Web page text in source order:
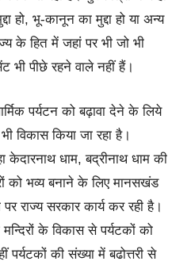
हो, भू-कानून का मुद्दा हो या अन्य
के हित में जहां पर भी जो भी
पीछे रहने वाले नहीं हैं।
पर्यटन को बढ़ावा देने के लिये
किया जा रहा है।
केदारनाथ धाम, बद्रीनाथ धाम की
को भव्य बनाने के लिए मानसखंड
राज्य सरकार कार्य कर रही है।
के विकास से पर्यटकों को
पर्यटकों की संख्या में बढोत्तरी से